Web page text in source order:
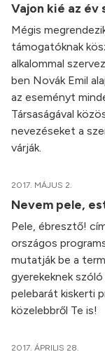
Vajon kié az év
Mégis
támogatóknak
alkalommal
ben Novák Emil
az eseményt
Társaságával
nevezéseket a
várják.
2017. MÁJUS 2.
Nevem pele,
Pele, ébresztő!
országos
mutatják be a
gyerekeknek
pelebarát kiskerti
közelebbről Te is!
2017. ÁPRILIS 28.